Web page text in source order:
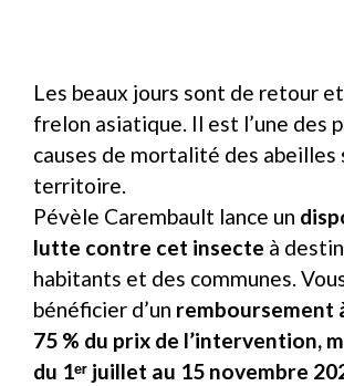
Les beaux jours sont de retour
frelon asiatique. Il est l’une des
causes de mortalité des abeilles
territoire.
Pévèle Carembault lance un
lutte contre cet insecte à
habitants et des communes.
bénéficier d’un remboursement
75 % du prix de l’intervention,
du 1ᵉʳ juillet au 15 novembre